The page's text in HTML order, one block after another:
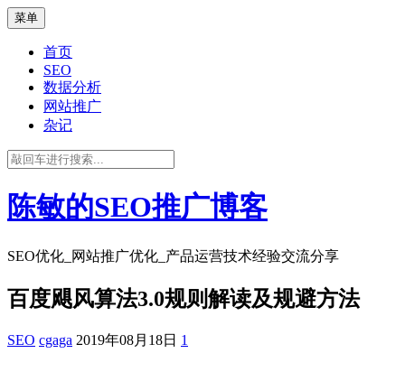
菜单
首页
SEO
数据分析
网站推广
杂记
陈敏的SEO推广博客
SEO优化_网站推广优化_产品运营技术经验交流分享
百度飓风算法3.0规则解读及规避方法
SEO cgaga 2019年08月18日 1